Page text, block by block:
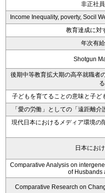
非正社
Income Inequality, poverty, Socil
教育達成に対
年次有
Shotgun
後期中等教育拡大期の高卒就職者
子どもを育てることの意味と子ど
「愛の労働」としての「遠距離
現代日本におけるメディア環境の
日本にお
Comparative Analysis on
of Husbands
Comparative Research on